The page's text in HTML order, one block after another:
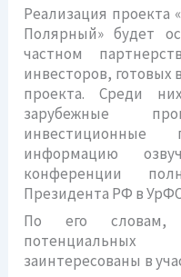
Реализация
Полярный» будет
частном
инвесторов, готовых
проекта. Среди
зарубежные
информацию
конференции
Президента РФ в
По его словам,
потенциальных
заинтересованы в